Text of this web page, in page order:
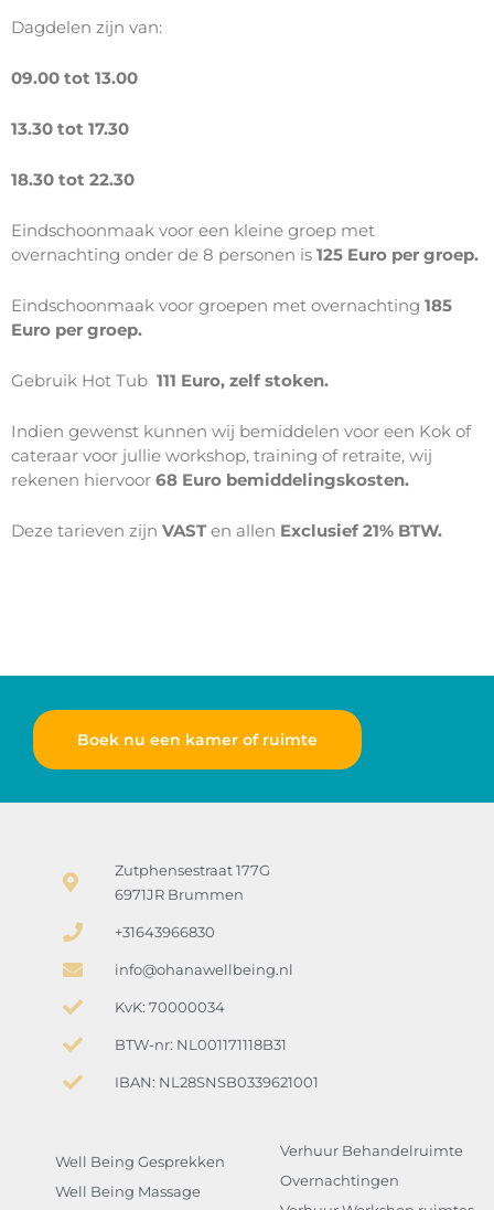
Dagdelen zijn van:
09.00 tot 13.00
13.30 tot 17.30
18.30 tot 22.30
Eindschoonmaak voor een kleine groep met
overnachting onder de 8 personen is 125 Euro per groep.
Eindschoonmaak voor groepen met overnachting 185
Euro per groep.
Gebruik Hot Tub 111 Euro, zelf stoken.
Indien gewenst kunnen wij bemiddelen voor een Kok of
cateraar voor jullie workshop, training of retraite, wij
rekenen hiervoor 68 Euro bemiddelingskosten.
Deze tarieven zijn VASTen allen Exclusief 21% BTW.
Boek nu een kamer of ruimte
Zutphensestraat 177G
6971JR Brummen
+31643966830
info@ohanawellbeing.nl
KvK: 70000034
BTW-nr: NL001171118B31
IBAN: NL28SNSB0339621001
Well Being Gesprekken
Well Being Massage
Verhuur Behandelruimte
Overnachtingen